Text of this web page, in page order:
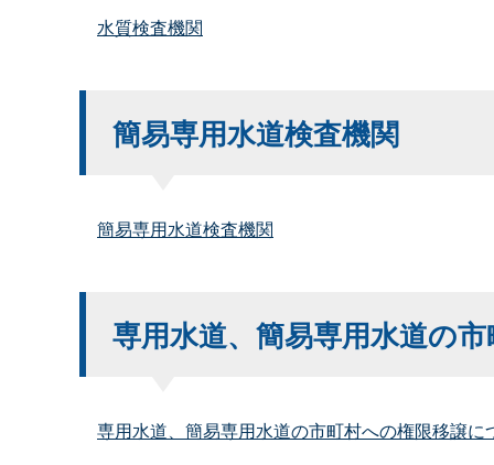
水質検査機関
簡易専用水道検査機関
簡易専用水道検査機関
専用水道、簡易専用水道の
専用水道、簡易専用水道の市町村への権限移譲に